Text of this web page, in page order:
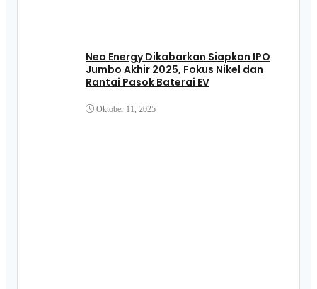
Neo Energy Dikabarkan Siapkan IPO
Jumbo Akhir 2025, Fokus Nikel dan
Rantai Pasok Baterai EV
Oktober 11, 2025